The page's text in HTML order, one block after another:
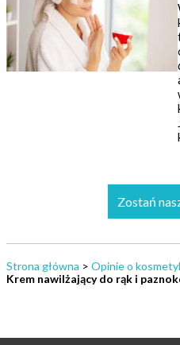
Zostań
Strona główna > Opinie o
Krem nawilżający do rąk i